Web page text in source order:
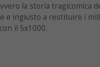
la storia tragicomica
e ingiusto a restituire i
il 5x1000.